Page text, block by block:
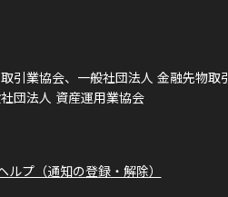
引業協会、一般社団法人 金融先物取
団法人 資産運用業協会
ルプ（通知の登録・解除）